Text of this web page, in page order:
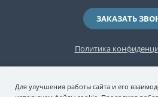
Политика
ЗАКАЗАТЬ
2006-2026 © интернет-магазин "Протектор
(зимние и летние шины), колесные диски,
Для улучшения работы сайта и его